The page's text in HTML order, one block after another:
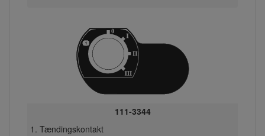
111-3344
Tændingskontakt